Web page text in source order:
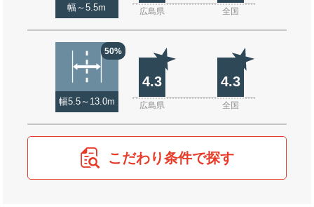
幅～5.5m 広島県 全国
50%
幅5.5～13.0m
4.3 4.3
広島県 全国
こだわり条件で探す